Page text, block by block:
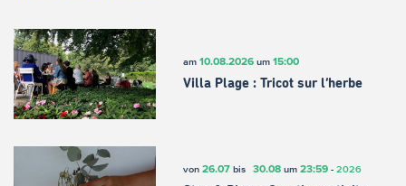
am 10.08.2026um 15:00
Villa Plage : Tricot sur l’herbe
von 26.07bis 30.08um 23:59- 2026